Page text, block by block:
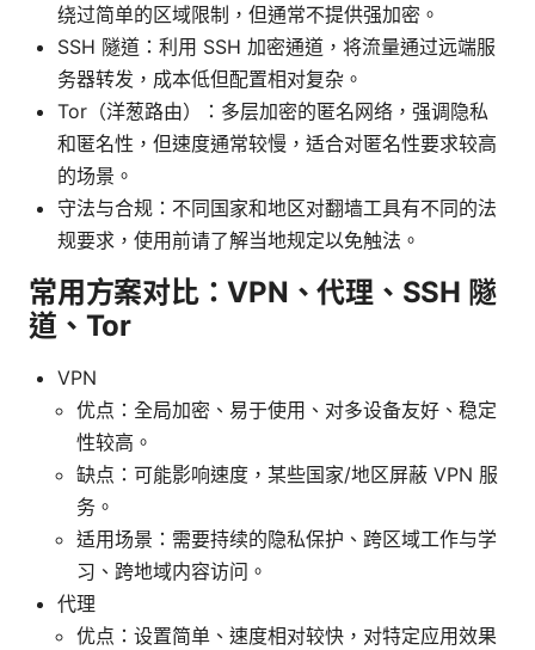
绕过简单的区域限制，但通常不提供强加密。
SSH 隧道：利用 SSH 加密通道，将流量通过远端服
务器转发，成本低但配置相对复杂。
Tor（洋葱路由）：多层加密的匿名网络，强调隐私
和匿名性，但速度通常较慢，适合对匿名性要求较高
的场景。
守法与合规：不同国家和地区对翻墙工具有不同的法
规要求，使用前请了解当地规定以免触法。
常用方案对比：VPN、代理、SSH 隧
道、Tor
VPN
优点：全局加密、易于使用、对多设备友好、稳定
性较高。
缺点：可能影响速度，某些国家/地区屏蔽 VPN 服
务。
适用场景：需要持续的隐私保护、跨区域工作与学
习、跨地域内容访问。
代理
优点：设置简单、速度相对较快，对特定应用效果